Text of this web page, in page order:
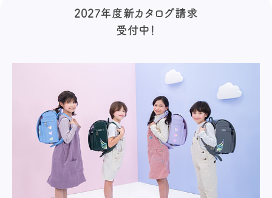
2027年度新カタログ請求
受付中！